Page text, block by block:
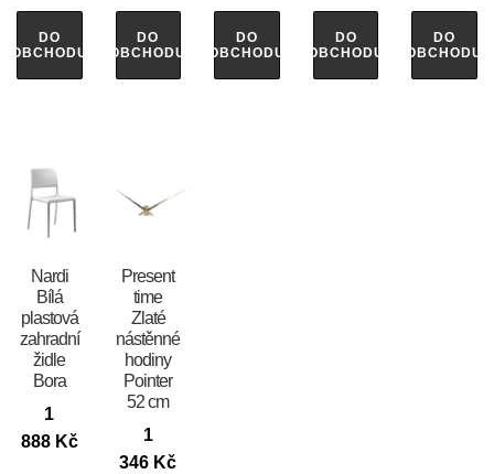
DO
OBCHODU
DO
OBCHODU
DO
OBCHODU
DO
OBCHODU
DO
OBCHODU
Nardi
Bílá
plastová
zahradní
židle
Bora
1
888 Kč
Present
time
Zlaté
nástěnné
hodiny
Pointer
52 cm
1
346 Kč